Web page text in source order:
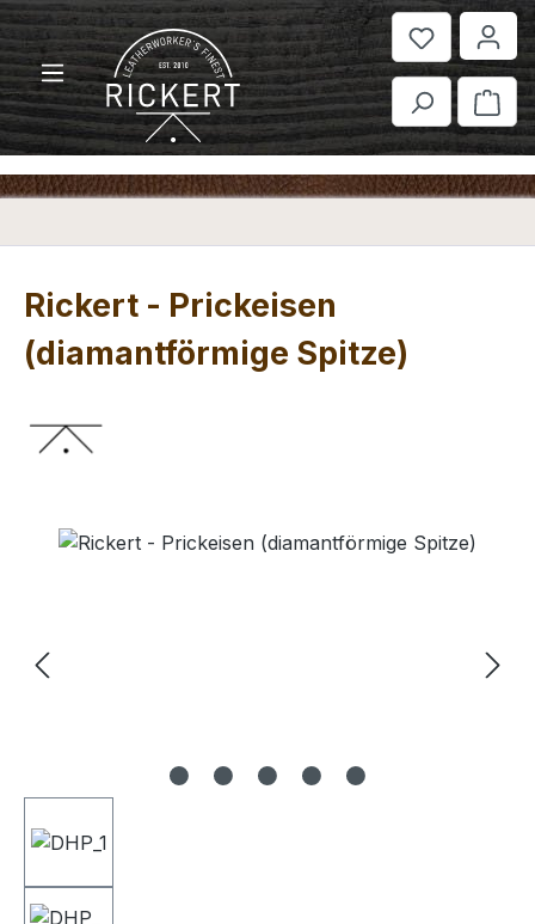
Zum Hauptinhalt springen
Rickert - Prickeisen
(diamantförmige Spitze)
Bildergalerie überspringen